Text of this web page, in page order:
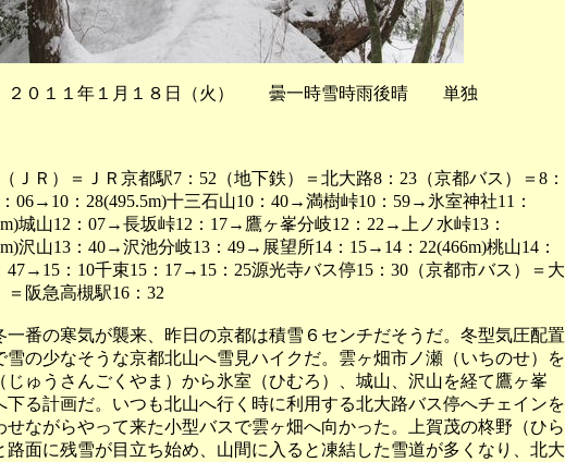
１１年１月１８日（火） 曇一時雪時雨後晴 単独
ＪＲ）＝ＪＲ京都駅7：52（地下鉄）＝北大路8：23（京都バス）＝8：
06→10：28(495.5m)十三石山10：40→満樹峠10：59→氷室神社11：
城山12：07→長坂峠12：17→鷹ヶ峯分岐12：22→上ノ水峠13：
沢山13：40→沢池分岐13：49→展望所14：15→14：22(466m)桃山14：
：10千束15：17→15：25源光寺バス停15：30（京都市バス）＝大
＝阪急高槻駅16：32
番の寒気が襲来、昨日の京都は積雪６センチだそうだ。冬型気圧配置
雪の少なそうな京都北山へ雪見ハイクだ。雲ヶ畑市ノ瀬（いちのせ）を
じゅうさんごくやま）から氷室（ひむろ）、城山、沢山を経て鷹ヶ峯
下る計画だ。いつも北山へ行く時に利用する北大路バス停へチェインを
せながらやって来た小型バスで雲ヶ畑へ向かった。上賀茂の柊野（ひら
路面に残雪が目立ち始め、山間に入ると凍結した雪道が多くなり、北大